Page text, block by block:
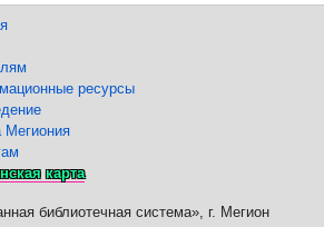
ресурсы
Мегиония
карта
библиотечная система», г. Мегион